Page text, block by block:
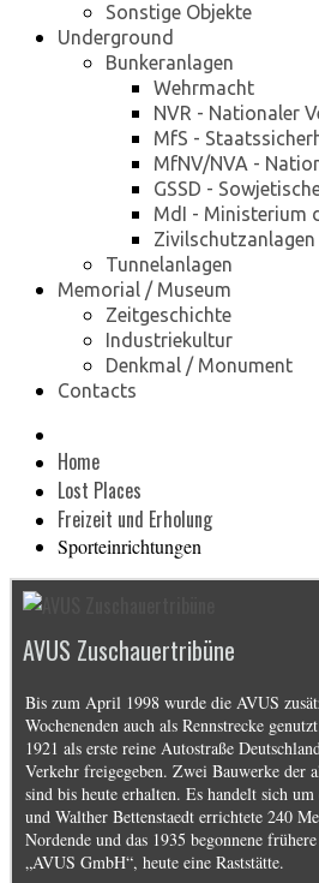
Sonstige Objekte
Underground
Bunkeranlagen
Wehrmacht
NVR - Nationaler
MfS -
MfNV/NVA -
GSSD -
MdI - Ministerium
Zivilschutzanlagen
Tunnelanlagen
Memorial / Museum
Zeitgeschichte
Industriekultur
Denkmal / Monument
Contacts
Home
Lost Places
Freizeit und Erholung
Sporteinrichtungen
AVUS Zuschauertribüne
Bis zum April 1998 wurde die AVUS
Wochenenden auch als Rennstrecke
1921 als erste reine Autostraße
Verkehr freigegeben. Zwei Bauwerke der
sind bis heute erhalten. Es handelt sich
und Walther Bettenstaedt errichtete 240
Nordende und das 1935 begonnene
„AVUS GmbH“, heute eine Raststätte.